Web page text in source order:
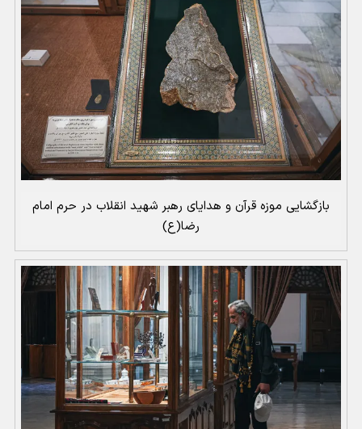
بازگشایی موزه قرآن و هدایای رهبر شهید انقلاب در حرم امام
رضا(ع)